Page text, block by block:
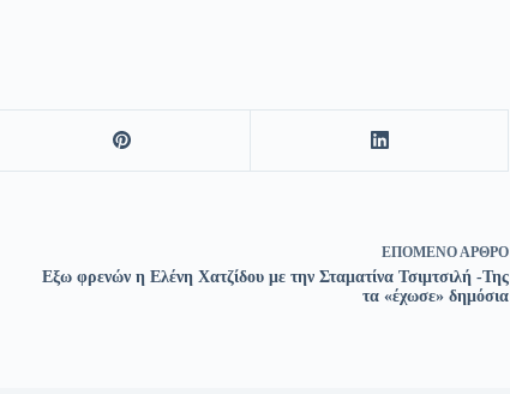
ΕΠΌΜΕΝΟΆΡΘΡΟ
Εξω φρενών η Ελένη Χατζίδου με την Σταματίνα Τσιμτσιλή -Της
τα «έχωσε» δημόσια